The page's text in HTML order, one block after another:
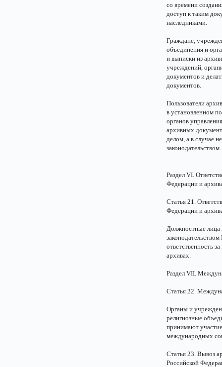
со времени
доступ к таким
наследниками.
Граждане,
объединения и
и выписки из
учреждений,
документов и
документов.
Пользователи
в установленном
органов
архивных
делом, а в случае
законодательством.
Раздел VI.
Федерации и
Статья 21.
Федерации и
Должностные лица
ответственность
архивах.
Раздел VII.
Статья 22.
Органы и
религиозные
принимают
международных
Статья 23. Вывоз
Российской